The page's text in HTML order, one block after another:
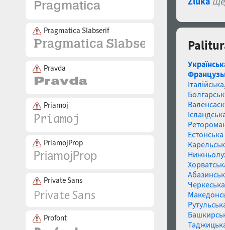
Pragmatica Slabserif
Pravda
Priamoj
PriamojProp
Private Sans
Profont
Італійська
Черкеська